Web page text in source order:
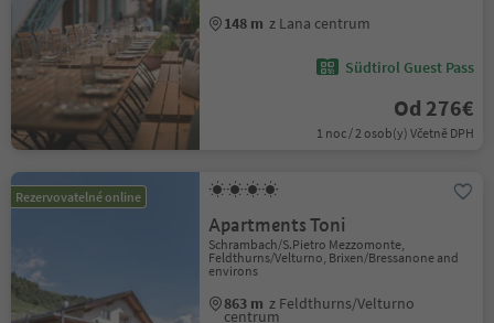
148 m z Lana centrum
Südtirol Guest Pass
Od 276€
1 noc / 2 osob(y) Včetně DPH
Rezervovatelné online
Apartments Toni
Schrambach/S.Pietro Mezzomonte,
Feldthurns/Velturno, Brixen/Bressanone and
environs
863 m z Feldthurns/Velturno
centrum